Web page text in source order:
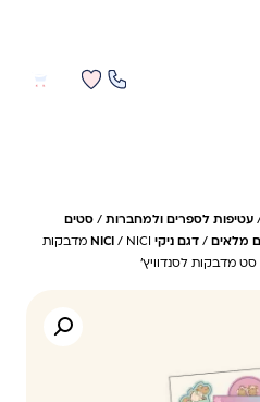
עטיפות לספרים ולמחברות / סטים
מלאים / דגם ניקי NICI
/ NICI מדבקות